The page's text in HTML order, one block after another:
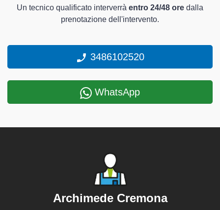
Un tecnico qualificato interverrà entro 24/48 ore dalla
prenotazione dell'intervento.
3486102520
WhatsApp
Archimede Cremona